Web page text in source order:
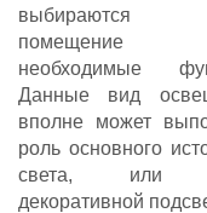
выбираются
необходимые
Данные вид
вполне может
роль основного
света, или
декоративной